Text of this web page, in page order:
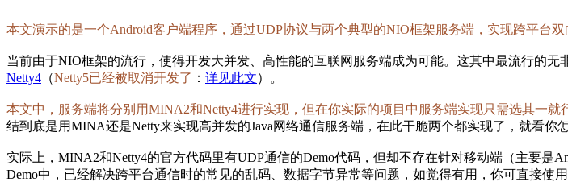
本文演示的是一个Android客户端程序，通过UDP协议与两个典型的NIO框架服务端，实现跨平台双
当前由于NIO框架的流行，使得开发大并发、高性能的互联网服务端成为可能。这其中最流行的
Netty4 （Netty5已经被取消开发了 ： 详见此文）。
本文中，服务端将分别用MINA2和Netty4进行实现，但在你实际的项目中服务端实现只需选其一就
结到底是用MINA还是Netty来实现高并发的Java网络通信服务端，在此干脆两个都实现了，就看你怎
实际上，MINA2和Netty4的官方代码里有UDP通信的Demo代码，但却不存在针对移动端（主要是
Demo中，已经解决跨平台通信时的常见的乱码、数据字节异常等问题，如觉得有用，你可直接使用